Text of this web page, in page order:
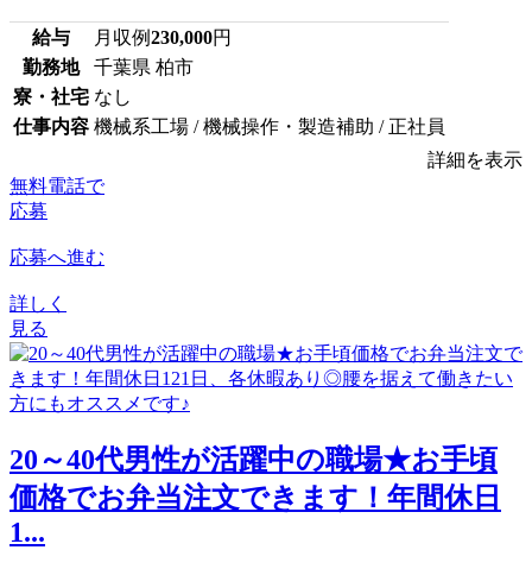
給与 月収例230,000円
勤務地
千葉県 柏市
寮・社宅 なし
仕事内容 機械系工場 / 機械操作・製造補助 / 正社員
詳細を表示
無料電話で
応募
応募へ進む
詳しく
見る
20～40代男性が活躍中の職場★お手頃
価格でお弁当注文できます！年間休日
1...